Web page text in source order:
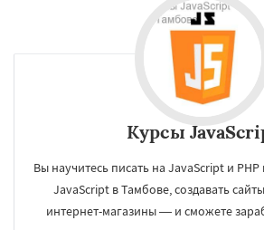
Курсы
Вы научитесь писать на JavaScript и
JavaScript в Тамбове, создавать
интернет-магазины — и сможете